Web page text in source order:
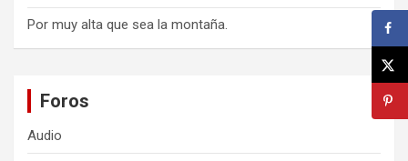
Por muy alta que sea la montaña.
Foros
Audio